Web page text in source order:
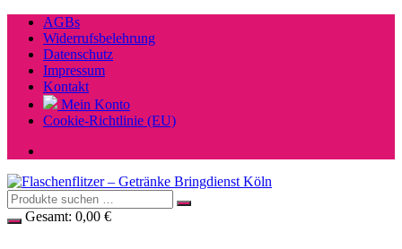
Zum
Inhalt
springen
AGBs
Widerrufsbelehrung
Datenschutz
Impressum
Kontakt
Mein Konto
Cookie-Richtlinie (EU)
Gesamt: 0,00 €